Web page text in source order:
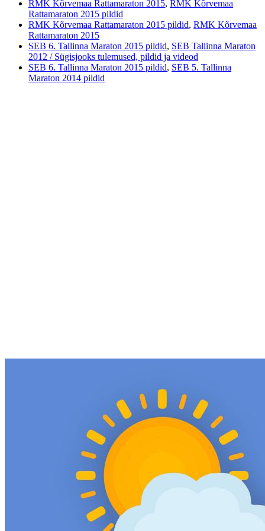
RMK Kõrvemaa Rattamaraton 2015, RMK Kõrvemaa
Rattamaraton 2015 pildid
RMK Kõrvemaa Rattamaraton 2015 pildid, RMK Kõrvemaa
Rattamaraton 2015
SEB 6. Tallinna Maraton 2015 pildid, SEB Tallinna Maraton
2012 / Sügisjooks tulemused, pildid ja videod
SEB 6. Tallinna Maraton 2015 pildid, SEB 5. Tallinna
Maraton 2014 pildid